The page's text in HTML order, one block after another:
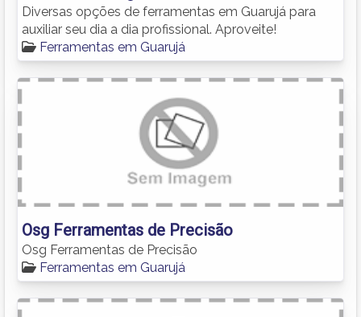
Diversas opções de ferramentas em Guarujá para
auxiliar seu dia a dia profissional. Aproveite!
Ferramentas em Guarujá
Osg Ferramentas de Precisão
Osg Ferramentas de Precisão
Ferramentas em Guarujá